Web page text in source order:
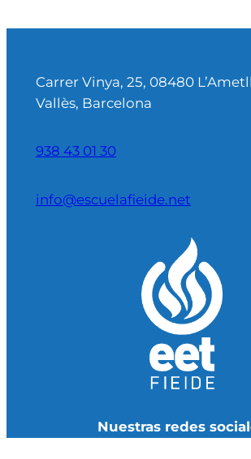
Carrer Vinya, 25, 08480
Vallès, Barcelona
938 43 01 30
info@escuelafieide.net
Nuestras redes